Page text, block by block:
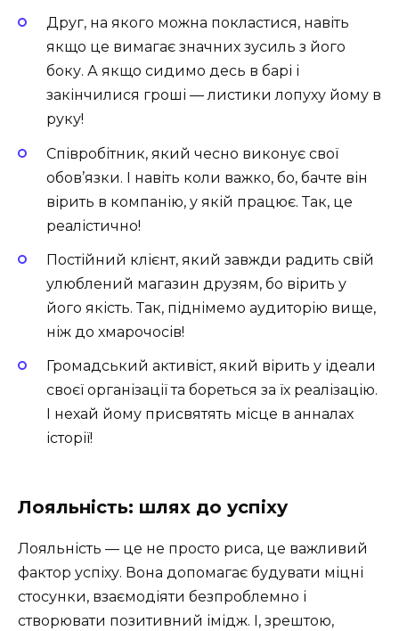
Друг, на якого можна покластися, навіть
якщо це вимагає значних зусиль з його
боку. А якщо сидимо десь в барі і
закінчилися гроші — листики лопуху йому в
руку!
Співробітник, який чесно виконує свої
обов’язки. І навіть коли важко, бо, бачте він
вірить в компанію, у якій працює. Так, це
реалістично!
Постійний клієнт, який завжди радить свій
улюблений магазин друзям, бо вірить у
його якість. Так, піднімемо аудиторію вище,
ніж до хмарочосів!
Громадський активіст, який вірить у ідеали
своєї організації та бореться за їх реалізацію.
І нехай йому присвятять місце в анналах
історії!
Лояльність: шлях до успіху
Лояльність — це не просто риса, це важливий
фактор успіху. Вона допомагає будувати міцні
стосунки, взаємодіяти безпроблемно і
створювати позитивний імідж. І, зрештою,